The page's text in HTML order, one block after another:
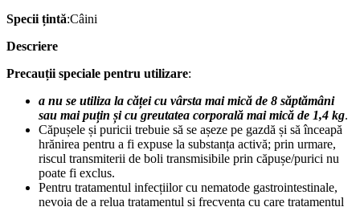
Specii țintă:Câini
Descriere
Precauții speciale pentru utilizare:
a nu se utiliza la căței cu vârsta mai mică de 8 săptămâni
sau mai puțin și cu greutatea corporală mai mică de 1,4 kg.
Căpușele și puricii trebuie să se așeze pe gazdă și să înceapă
hrănirea pentru a fi expuse la substanța activă; prin urmare,
riscul transmiterii de boli transmisibile prin căpușe/purici nu
poate fi exclus.
Pentru tratamentul infecțiilor cu nematode gastrointestinale,
nevoia de a relua tratamentul și frecvența cu care tratamentul